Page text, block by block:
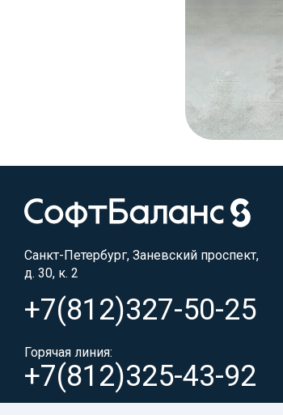
Санкт-Петербург, Заневский проспект,
д. 30, к. 2
+7(812)327-50-25
Горячая линия:
+7(812)325-43-92